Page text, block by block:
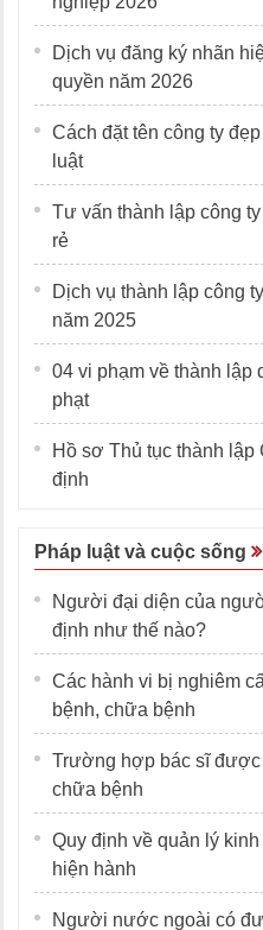
Dịch vụ đăng ký nhãn
quyền năm 2026
Cách đặt tên công ty
luật
Tư vấn thành lập công
rẻ
Dịch vụ thành lập công
năm 2025
04 vi phạm về thành lập
phạt
Hồ sơ Thủ tục thành lập
định
Pháp luật và cuộc sống
Người đại diện của
định như thế nào?
Các hành vi bị nghiêm
bệnh, chữa bệnh
Trường hợp bác sĩ được
chữa bệnh
Quy định về quản lý
hiện hành
Người nước ngoài có